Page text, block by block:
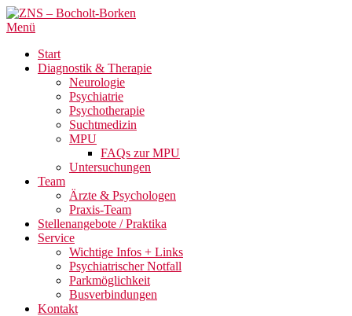
Menü
Start
Diagnostik & Therapie
Neurologie
Psychiatrie
Psychotherapie
Suchtmedizin
MPU
FAQs zur MPU
Untersuchungen
Team
Ärzte & Psychologen
Praxis-Team
Stellenangebote / Praktika
Service
Wichtige Infos + Links
Psychiatrischer Notfall
Parkmöglichkeit
Busverbindungen
Kontakt